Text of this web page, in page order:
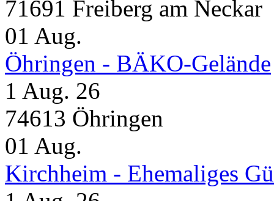
71691 Freiberg am Neckar
01 Aug.
Öhringen - BÄKO-Gelände
1 Aug. 26
74613 Öhringen
01 Aug.
Kirchheim - Ehemaliges